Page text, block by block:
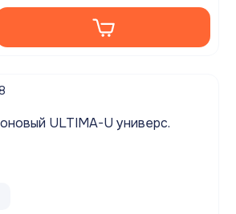
ULTIMA-U универс.